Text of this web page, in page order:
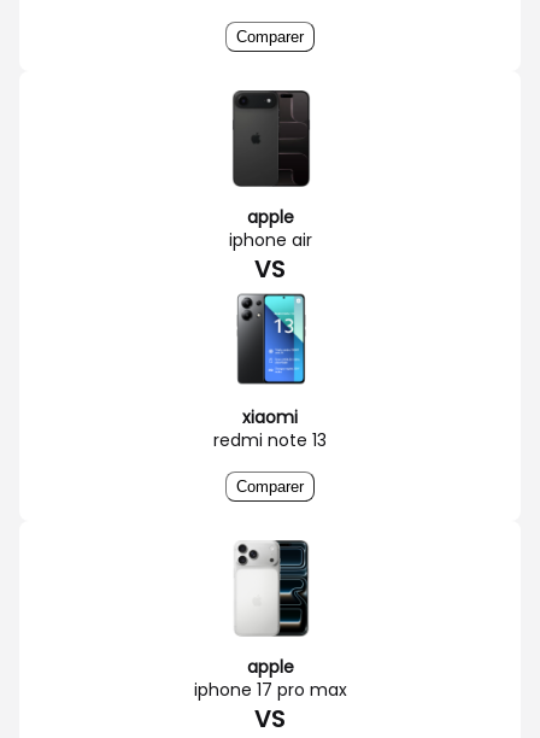
Comparer
apple
iphone air
VS
xiaomi
redmi note 13
Comparer
apple
iphone 17 pro max
VS